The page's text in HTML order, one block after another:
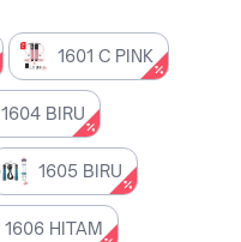
1601 C PINK
1604 BIRU
1605 BIRU
1606 HITAM